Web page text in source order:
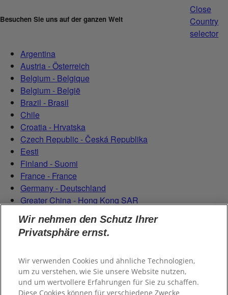
Besuchen Sie uns auf der ganzen Welt
Close
Country
selector
Argentina
Austria - Österreich
Belgium - Belgique
Belgium - België
Brazil - Brasil
Chile
Croatia - Hrvatska
Czech Republic - Česká Republika
Eesti
Finland - Suomi
France - France
Germany - Deutschland
Greater China - Hong Kong SAR
Magyarország
Italy - Italia
Latvia - Latvija
Netherlands - Nederland
Poland - Polska
România
Wir nehmen den Schutz Ihrer
Privatsphäre ernst.
Wir verwenden Cookies und ähnliche Technologien,
um zu verstehen, wie Sie unsere Website nutzen,
und um wertvollere Erfahrungen für Sie zu schaffen.
Diese Cookies können für verschiedene Zwecke